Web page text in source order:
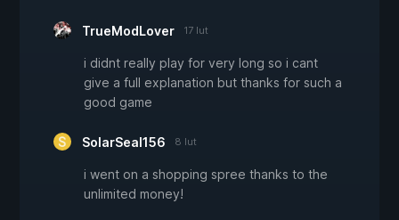
TrueModLover 17 lut
i didnt really play for very long so i cant
give a full explanation but thanks for such a
good game
SolarSeal156 8 lut
i went on a shopping spree thanks to the
unlimited money!